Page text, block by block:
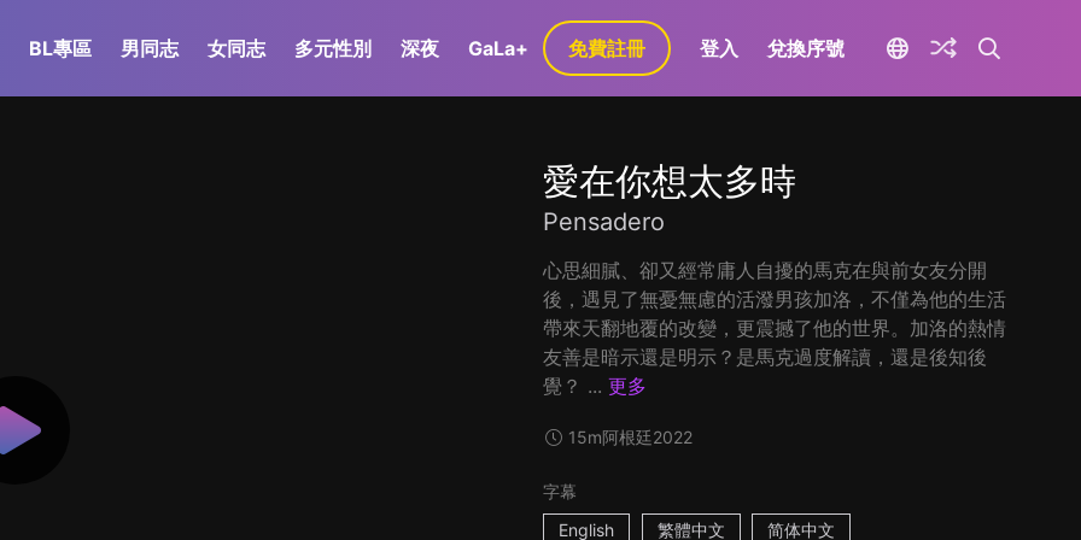
BL專區 男同志 女同志 多元性別 深夜 GaLa+ 免費註冊 登入 兌換序號
愛在你想太多時
Pensadero
心思細膩、卻又經常庸人自擾的馬克在與前女友分開
後，遇見了無憂無慮的活潑男孩加洛，不僅為他的生活
帶來天翻地覆的改變，更震撼了他的世界。加洛的熱情
友善是暗示還是明示？是馬克過度解讀，還是後知後
覺？ ... 更多
15m阿根廷2022
字幕
English
繁體中文 简体中文